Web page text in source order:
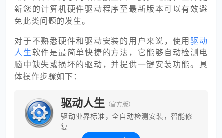
新您的计算机硬件驱动程序至最新版本可以有效避
免此类问题的发生。
对于不熟悉硬件和驱动安装的用户来说，使用驱动
人生软件是最简单快捷的方法，它能够自动检测电
脑中缺失或损坏的驱动，并提供一键安装功能。具
体操作步骤如下：
驱动人生 （官方版）
驱动业界标准，全自动检测安装，智能修
复